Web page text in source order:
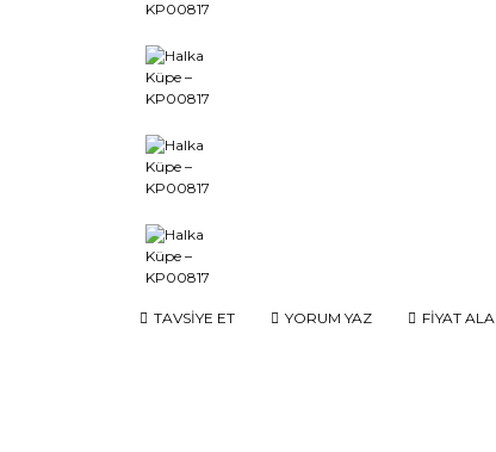
TAVSİYE ET YORUM YAZ FİYAT